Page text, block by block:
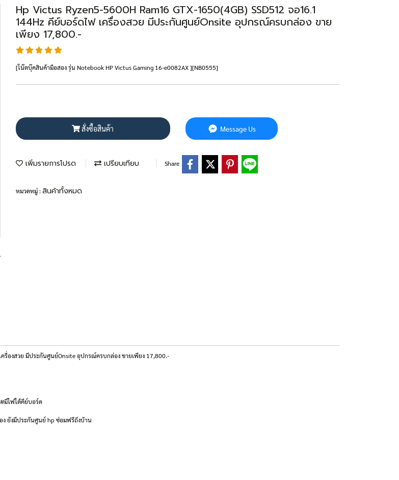
Hp Victus Ryzen5-5600H Ram16 GTX-1650(4GB) SSD512 จอ16.1
144Hz คีย์บอร์ดไฟ เครื่องสวย มีประกันศูนย์Onsite อุปกรณ์ครบกล่อง ขาย
เพียง 17,800.-
[โน๊ตบุ๊คสินค้ามือสอง รุ่น Notebook HP Victus Gaming 16-e0082AX ][NB0555]
สั่งซื้อสินค้า Message Us
เพิ่มรายการโปรด เปรียบเทียบ Share
หมวดหมู่ :สินค้าทั้งหมด
ครื่องสวย มีประกันศูนย์Onsite อุปกรณ์ครบกล่อง ขายเพียง 17,800.-
มีไฟใต้คีย์บอร์ด
ง ยังมีประกันศูนย์ hp ซ่อมฟรีถึงบ้าน